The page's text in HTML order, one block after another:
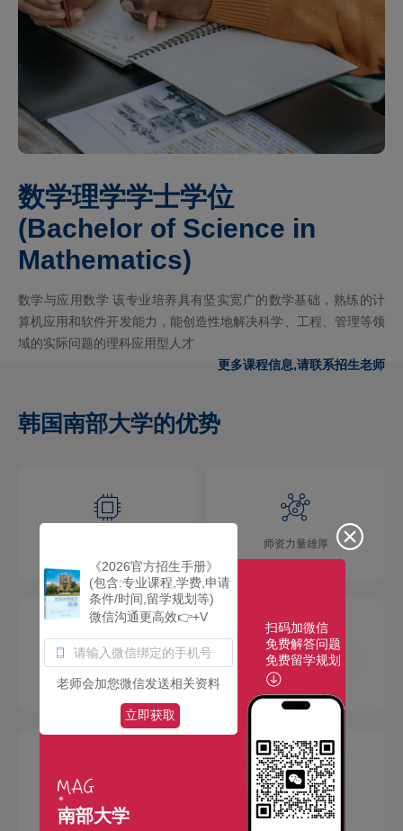
数学理学学士学位
(Bachelor of Science in
Mathematics)
数学与应用数学 该专业培养具有坚实宽广的数学基础，熟练的计
算机应用和软件开发能力，能创造性地解决科学、工程、管理等领
域的实际问题的理科应用型人才
更多课程信息,请联系招生老师
韩国南部大学的优势
师资力量雄厚
校园环境优美 社团活动多彩
国际交流广泛 学术成果丰硕
《2026官方招生手册》
(包含:专业课程,学费,申请
条件/时间,留学规划等)
微信沟通更高效👉+V
老师会加您微信发送相关资料
立即获取
南部大学
扫码加微信
免费解答问题
免费留学规划